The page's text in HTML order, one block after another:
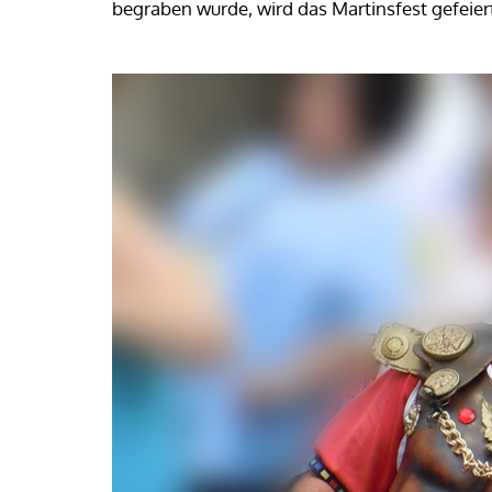
begraben wurde, wird das Martinsfest